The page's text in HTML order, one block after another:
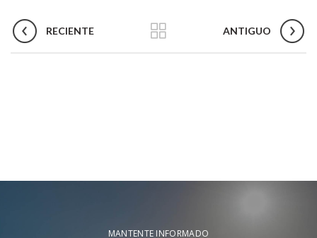
RECIENTE ANTIGUO
MANTENTE INFORMADO